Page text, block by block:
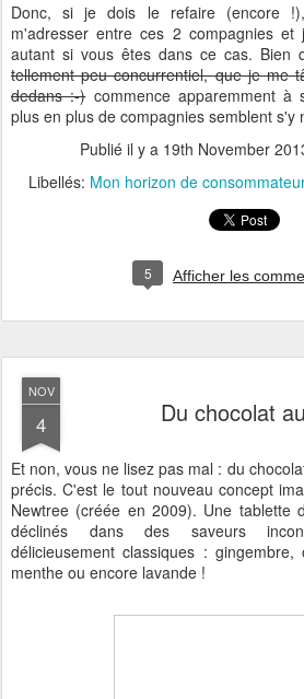
Donc, si je dois le refaire (encore
m'adresser entre ces 2 compagnies
autant si vous êtes dans ce cas. Bien
tellement peu concurrentiel, que je me
dedans :-)commence apparemment à
plus en plus de compagnies semblent s'y
Publié il y a 19th November
Libellés: Mon horizon de consommateur
5 Afficher les
NOV
4 Du chocolat
Et non, vous ne lisez pas mal : du
précis. C'est le tout nouveau concept
Newtree (créée en 2009). Une tablette
déclinés dans des saveurs
délicieusement classiques :
menthe ou encore lavande !